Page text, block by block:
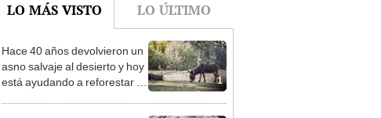
LO MÁS VISTO LO ÚLTIMO
1
Hace 40 años devolvieron un
asno salvaje al desierto y hoy
está ayudando a reforestar el